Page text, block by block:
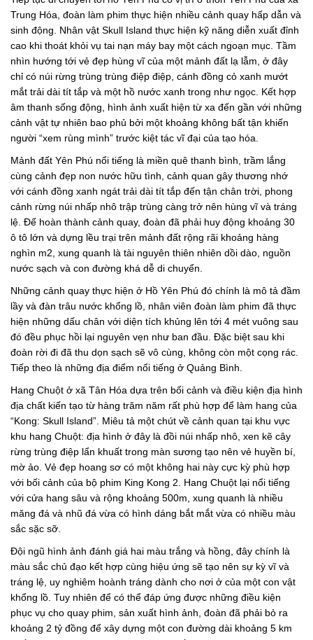
Trung Hóa, đoàn làm phim thực hiện nhiều cảnh quay hấp dẫn và
sinh động. Nhân vật Skull Island thực hiện kỹ năng diễn xuất đỉnh
cao khi thoát khỏi vụ tai nạn máy bay một cách ngoạn mục. Tầm
nhìn hướng tới vẻ đẹp hùng vĩ của một mảnh đất lạ lẫm, ở đây
chỉ có núi rừng trùng trùng điệp điệp, cánh đồng cỏ xanh mướt
mắt trải dài tít tắp và một hồ nước xanh trong như ngọc. Kết hợp
âm thanh sống động, hình ảnh xuất hiện từ xa đến gần với những
cảnh vật tự nhiên bao phủ bởi một khoảng không bất tận khiến
người “xem rùng mình” trước kiệt tác vĩ đại của tạo hóa.
Mảnh đất Yên Phú nổi tiếng là miền quê thanh bình, trầm lắng
cùng cảnh đẹp non nước hữu tình, cảnh quan gây thương nhớ
với cánh đồng xanh ngát trải dài tít tắp đến tận chân trời, phong
cảnh rừng núi nhấp nhô trập trùng càng trở nên hùng vĩ và tráng
lệ. Để hoàn thành cảnh quay, đoàn đã phải huy động khoảng 30
ô tô lớn và dựng lều trại trên mảnh đất rộng rãi khoảng hàng
nghìn m2, xung quanh là tài nguyên thiên nhiên dồi dào, nguồn
nước sạch và con đường khá dễ di chuyển.
Những cảnh quay thực hiện ở Hồ Yên Phú đó chính là mô tả đầm
lầy và đàn trâu nước khổng lồ, nhân viên đoàn làm phim đã thực
hiện những dấu chân với diện tích khủng lên tới 4 mét vuông sau
đó đều phục hồi lại nguyên vẹn như ban đầu. Đặc biệt sau khi
đoàn rời đi đã thu dọn sạch sẽ vô cùng, không còn một cọng rác.
Tiếp theo là những địa điểm nổi tiếng ở Quảng Bình.
Hang Chuột ở xã Tân Hóa dựa trên bối cảnh và điều kiện địa hình
địa chất kiến tạo từ hàng trăm năm rất phù hợp để làm hang của
“Kong: Skull Island”. Miêu tả một chút về cảnh quan tại khu vực
khu hang Chuột: địa hình ở đây là đồi núi nhấp nhô, xen kẽ cây
rừng trùng điệp lẩn khuất trong màn sương tạo nên vẻ huyền bí,
mờ ảo. Vẻ đẹp hoang sơ có một không hai này cực kỳ phù hợp
với bối cảnh của bộ phim King Kong 2. Hang Chuột lại nổi tiếng
với cửa hang sâu và rộng khoảng 500m, xung quanh là nhiều
măng đá và nhũ đá vừa có hình dáng bắt mắt vừa có nhiều màu
sắc sặc sỡ.
Đội ngũ hình ảnh đánh giá hai màu trắng và hồng, đây chính là
màu sắc chủ đạo kết hợp cùng hiệu ứng sẽ tạo nên sự kỳ vĩ và
tráng lệ, uy nghiêm hoành tráng dành cho nơi ở của một con vật
khổng lồ. Tuy nhiên để có thể đáp ứng được những điều kiện
phục vụ cho quay phim, sản xuất hình ảnh, đoàn đã phải bỏ ra
khoảng 2 tỷ đồng để xây dựng một con đường dài khoảng 5 km